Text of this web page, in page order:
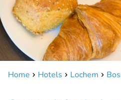
Home Hotels Lochem